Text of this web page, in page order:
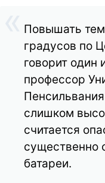
Повышать
градусов по
говорит один
профессор
слишком
считается
существенно
батареи.